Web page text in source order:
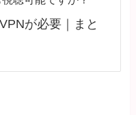
が必要｜まと